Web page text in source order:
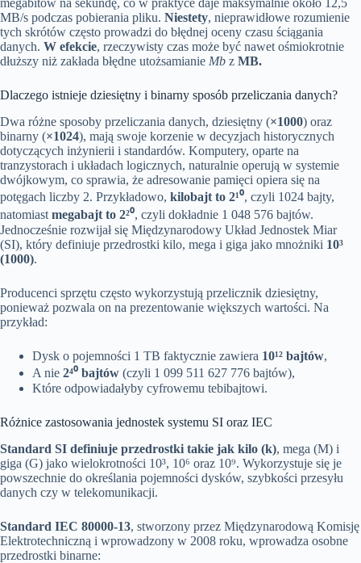
megabitów na sekundę, co w praktyce daje maksymalnie około 12,5
MB/s podczas pobierania pliku. Niestety, nieprawidłowe rozumienie
tych skrótów często prowadzi do błędnej oceny czasu ściągania
danych. W efekcie, rzeczywisty czas może być nawet ośmiokrotnie
dłuższy niż zakłada błędne utożsamianie Mb z MB.
Dlaczego istnieje dziesiętny i binarny sposób przeliczania danych?
Dwa różne sposoby przeliczania danych, dziesiętny (×1000) oraz
binarny (×1024), mają swoje korzenie w decyzjach historycznych
dotyczących inżynierii i standardów. Komputery, oparte na
tranzystorach i układach logicznych, naturalnie operują w systemie
dwójkowym, co sprawia, że adresowanie pamięci opiera się na
potęgach liczby 2. Przykładowo, kilobajt to 2¹⁰, czyli 1024 bajty,
natomiast megabajt to 2²⁰, czyli dokładnie 1 048 576 bajtów.
Jednocześnie rozwijał się Międzynarodowy Układ Jednostek Miar
(SI), który definiuje przedrostki kilo, mega i giga jako mnożniki 10³
(1000).
Producenci sprzętu często wykorzystują przelicznik dziesiętny,
ponieważ pozwala on na prezentowanie większych wartości. Na
przykład:
Dysk o pojemności 1 TB faktycznie zawiera 10¹² bajtów,
A nie 2⁴⁰ bajtów (czyli 1 099 511 627 776 bajtów),
Które odpowiadałyby cyfrowemu tebibajtowi.
Różnice zastosowania jednostek systemu SI oraz IEC
Standard SI definiuje przedrostki takie jak kilo (k), mega (M) i
giga (G) jako wielokrotności 10³, 10⁶ oraz 10⁹. Wykorzystuje się je
powszechnie do określania pojemności dysków, szybkości przesyłu
danych czy w telekomunikacji.
Standard IEC 80000-13, stworzony przez Międzynarodową Komisję
Elektrotechniczną i wprowadzony w 2008 roku, wprowadza osobne
przedrostki binarne: